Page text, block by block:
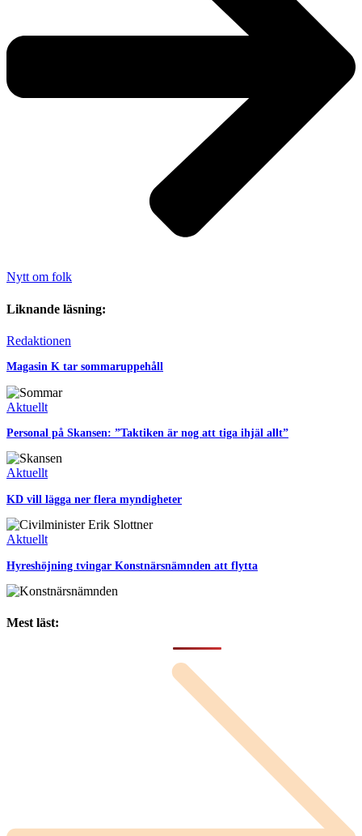
Nytt om folk
Liknande läsning:
Redaktionen
Magasin K tar sommaruppehåll
Aktuellt
Personal på Skansen: ”Taktiken är nog att tiga ihjäl allt”
Aktuellt
KD vill lägga ner flera myndigheter
Aktuellt
Hyreshöjning tvingar Konstnärsnämnden att flytta
Mest läst: